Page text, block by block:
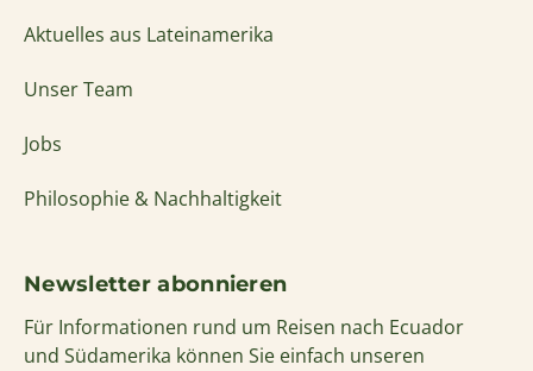
Aktuelles aus Lateinamerika
Unser Team
Jobs
Philosophie & Nachhaltigkeit
Newsletter abonnieren
Für Informationen rund um Reisen nach Ecuador
und Südamerika können Sie einfach unseren